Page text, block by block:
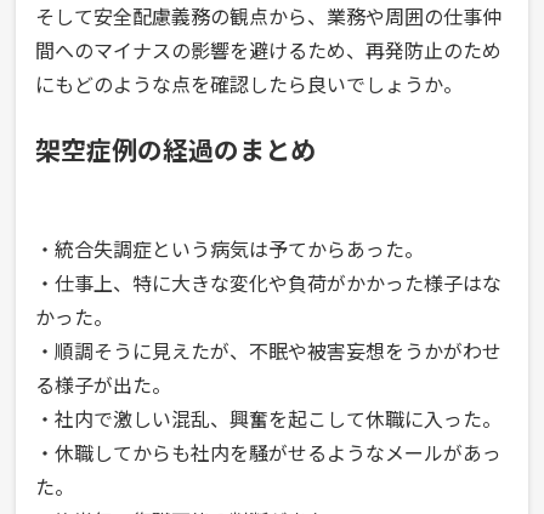
そして安全配慮義務の観点から、業務や周囲の仕事仲
間へのマイナスの影響を避けるため、再発防止のため
にもどのような点を確認したら良いでしょうか。
架空症例の経過のまとめ
・統合失調症という病気は予てからあった。
・仕事上、特に大きな変化や負荷がかかった様子はな
かった。
・順調そうに見えたが、不眠や被害妄想をうかがわせ
る様子が出た。
・社内で激しい混乱、興奮を起こして休職に入った。
・休職してからも社内を騒がせるようなメールがあっ
た。